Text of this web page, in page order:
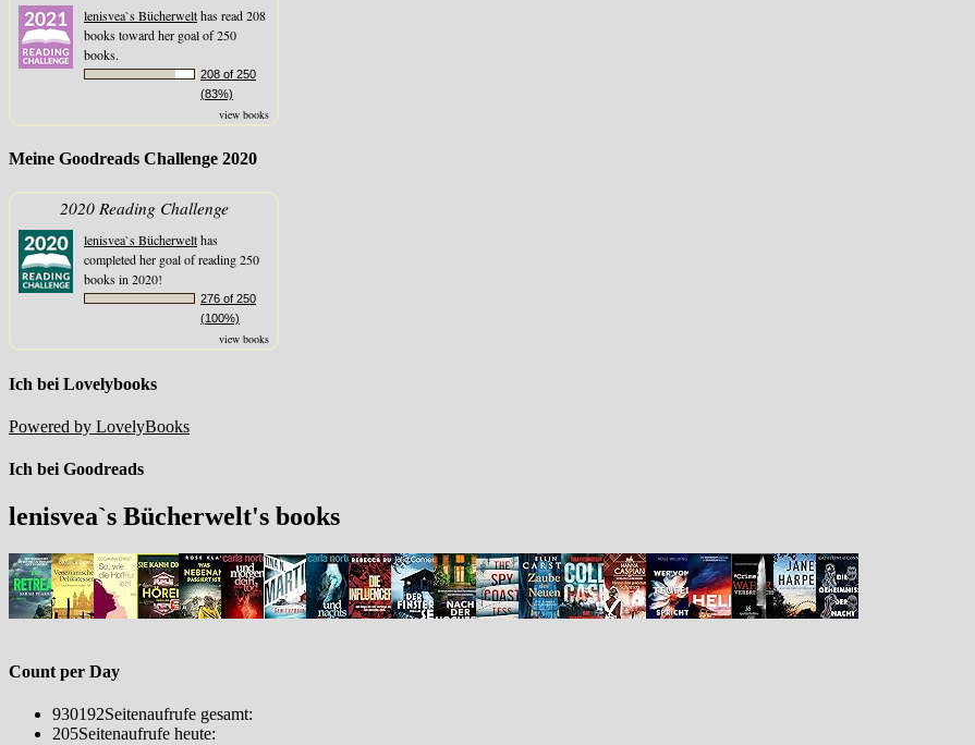
lenisvea`s Bücherwelthas read 208
books toward her goal of 250
books.
208 of 250
(83%)
view books
Meine Goodreads Challenge 2020
2020 Reading Challenge
lenisvea`s Bücherwelthas
completed her goal of reading 250
books in 2020!
276 of 250
(100%)
view books
Ich bei Lovelybooks
Powered by LovelyBooks
Ich bei Goodreads
lenisvea`s Bücherwelt's books
Count per Day
930192Seitenaufrufe gesamt:
205Seitenaufrufe heute: